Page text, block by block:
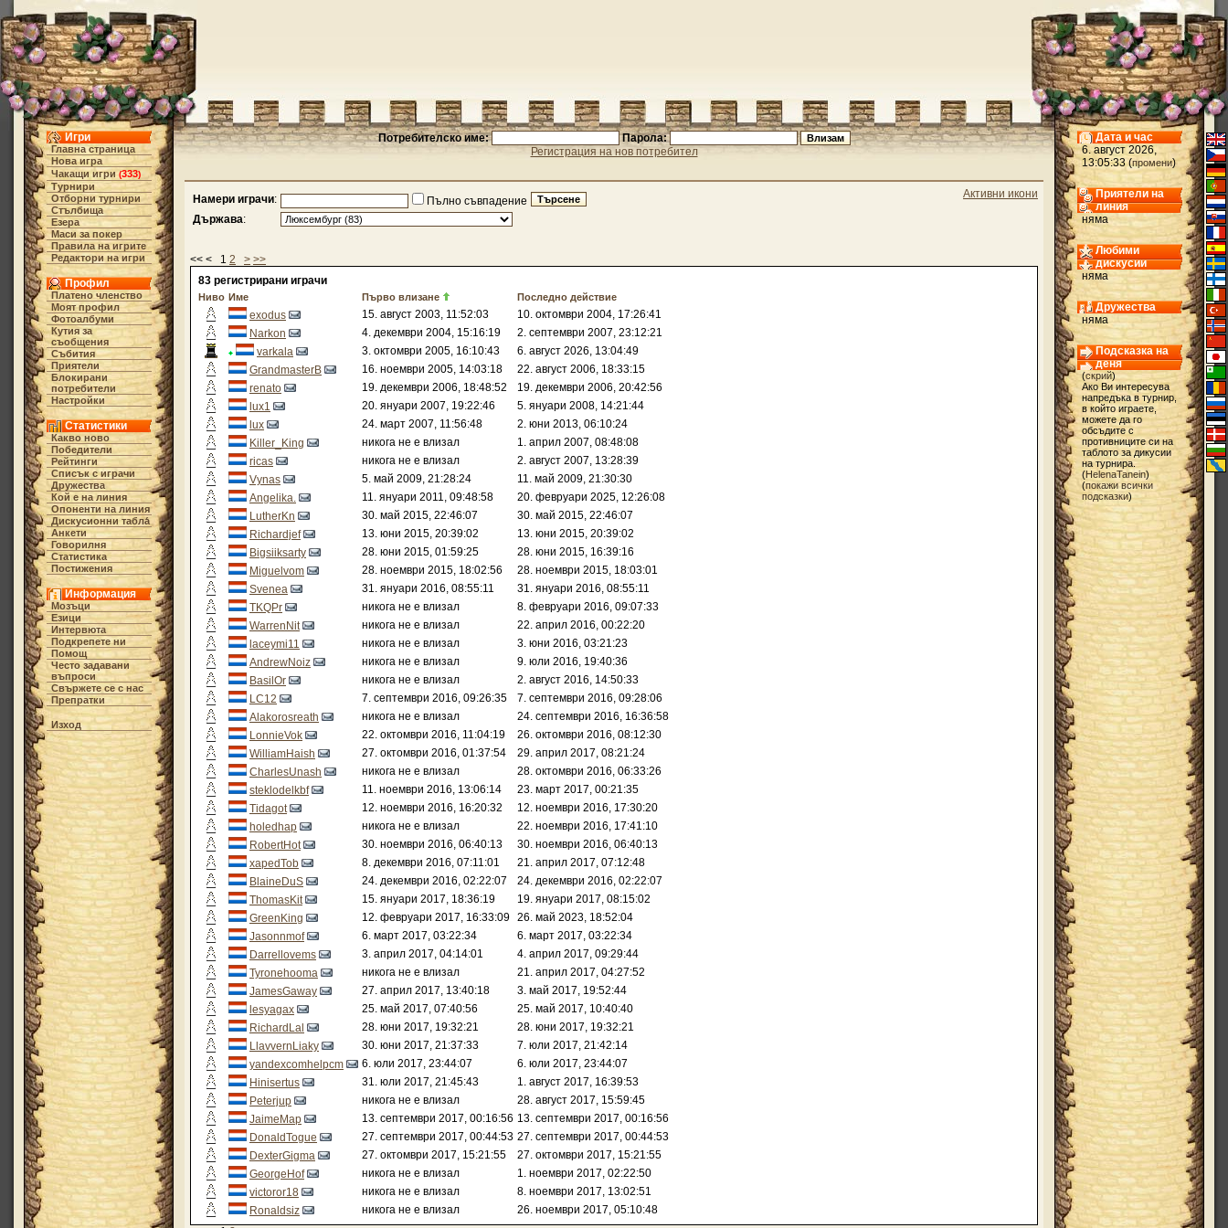
Игри
Главна страница
Нова игра
Чакащи игри (333)
Турнири
Отборни турнири
Стълбища
Езера
Маси за покер
Правила на игрите
Редактори на игри
Профил
Платено членство
Моят профил
Фотоалбуми
Кутия за
съобщения
Събития
Приятели
Блокирани
потребители
Настройки
Статистики
Какво ново
Победители
Рейтинги
Списък с играчи
Дружества
Кой е на линия
Опоненти на линия
Дискусионни табла́
Анкети
Говорилня
Статистика
Постижения
Информация
Мозъци
Езици
Интервюта
Подкрепете ни
Помощ
Често задавани
въпроси
Свържете се с нас
Препратки
Изход
Потребителско име:
Парола:
Регистрация на нов потребител
Активни икони
Намери играчи:
Пълно съвпадение
Държава:
<< < 1 2 > >>
83 регистрирани играчи
Ниво Име Първо влизане Последно действие
exodus 15. август 2003, 11:52:03
10. октомври 2004, 17:26:41
Narkon
4. декември 2004, 15:16:19
2. септември 2007, 23:12:21
varkala
3. октомври 2005, 16:10:43
6. август 2026, 13:04:49
GrandmasterB
16. ноември 2005, 14:03:18
22. август 2006, 18:33:15
renato
19. декември 2006, 18:48:52
19. декември 2006, 20:42:56
lux1
20. януари 2007, 19:22:46
5. януари 2008, 14:21:44
lux
24. март 2007, 11:56:48
2. юни 2013, 06:10:24
Killer_King
никога не е влизал
1. април 2007, 08:48:08
ricas
никога не е влизал
2. август 2007, 13:28:39
Vynas
5. май 2009, 21:28:24
11. май 2009, 21:30:30
Angelika.
11. януари 2011, 09:48:58
20. февруари 2025, 12:26:08
LutherKn
30. май 2015, 22:46:07
30. май 2015, 22:46:07
Richardjef
13. юни 2015, 20:39:02
13. юни 2015, 20:39:02
Bigsiiksarty
28. юни 2015, 01:59:25
28. юни 2015, 16:39:16
Miguelvom
28. ноември 2015, 18:02:56
28. ноември 2015, 18:03:01
Svenea
31. януари 2016, 08:55:11
31. януари 2016, 08:55:11
TKQPr
никога не е влизал
8. февруари 2016, 09:07:33
WarrenNit
никога не е влизал
22. април 2016, 00:22:20
laceymi11
никога не е влизал
3. юни 2016, 03:21:23
AndrewNoiz
никога не е влизал
9. юли 2016, 19:40:36
BasilOr
никога не е влизал
2. август 2016, 14:50:33
LC12
7. септември 2016, 09:26:35
7. септември 2016, 09:28:06
Alakorosreath
никога не е влизал
24. септември 2016, 16:36:58
LonnieVok
22. октомври 2016, 11:04:19
26. октомври 2016, 08:12:30
WilliamHaish
27. октомври 2016, 01:37:54
29. април 2017, 08:21:24
CharlesUnash
никога не е влизал
28. октомври 2016, 06:33:26
steklodelkbf
11. ноември 2016, 13:06:14
23. март 2017, 00:21:35
Tidagot
12. ноември 2016, 16:20:32
12. ноември 2016, 17:30:20
holedhap
никога не е влизал
22. ноември 2016, 17:41:10
RobertHot
30. ноември 2016, 06:40:13
30. ноември 2016, 06:40:13
xapedTob
8. декември 2016, 07:11:01
21. април 2017, 07:12:48
BlaineDuS
24. декември 2016, 02:22:07
24. декември 2016, 02:22:07
ThomasKit
15. януари 2017, 18:36:19
19. януари 2017, 08:15:02
GreenKing
12. февруари 2017, 16:33:09 26. май 2023, 18:52:04
Jasonnmof
6. март 2017, 03:22:34
6. март 2017, 03:22:34
Darrellovems
3. април 2017, 04:14:01
4. април 2017, 09:29:44
Tyronehooma
никога не е влизал
21. април 2017, 04:27:52
JamesGaway
27. април 2017, 13:40:18
3. май 2017, 19:52:44
lesyagax
25. май 2017, 07:40:56
25. май 2017, 10:40:40
RichardLal
28. юни 2017, 19:32:21
28. юни 2017, 19:32:21
LlavvernLiaky
30. юни 2017, 21:37:33
7. юли 2017, 21:42:14
yandexcomhelpcm
6. юли 2017, 23:44:07
6. юли 2017, 23:44:07
Hinisertus
31. юли 2017, 21:45:43
1. август 2017, 16:39:53
Peterjup
никога не е влизал
28. август 2017, 15:59:45
JaimeMap
13. септември 2017, 00:16:56 13. септември 2017, 00:16:56
DonaldTogue
27. септември 2017, 00:44:53 27. септември 2017, 00:44:53
DexterGigma
27. октомври 2017, 15:21:55
27. октомври 2017, 15:21:55
GeorgeHof
никога не е влизал
1. ноември 2017, 02:22:50
victoror18
никога не е влизал
8. ноември 2017, 13:02:51
Ronaldsiz
никога не е влизал
26. ноември 2017, 05:10:48
Дата и час
6. август 2026,
13:05:33 (промени)
Приятели на
линия
няма
Любими
дискусии
няма
Дружества
няма
Подсказка на
деня
(скрий)
Ако Ви интересува
напредъка в турнир,
в който играете,
можете да го
обсъдите с
противниците си на
таблото за дикусии
на турнира.
(HelenaTanein)
(покажи всички
подсказки)